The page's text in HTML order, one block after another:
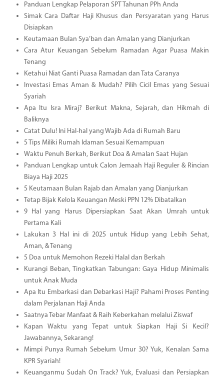
Panduan Lengkap Pelaporan SPT Tahunan PPh Anda
Simak Cara Daftar Haji Khusus dan Persyaratan yang Harus
Disiapkan
Keutamaan Bulan Sya’ban dan Amalan yang Dianjurkan
Cara Atur Keuangan Sebelum Ramadan Agar Puasa Makin
Tenang
Ketahui Niat Ganti Puasa Ramadan dan Tata Caranya
Investasi Emas Aman & Mudah? Pilih Cicil Emas yang Sesuai
Syariah
Apa Itu Isra Miraj? Berikut Makna, Sejarah, dan Hikmah di
Baliknya
Catat Dulu! Ini Hal-hal yang Wajib Ada di Rumah Baru
5 Tips Miliki Rumah Idaman Sesuai Kemampuan
Waktu Penuh Berkah, Berikut Doa & Amalan Saat Hujan
Panduan Lengkap untuk Calon Jemaah Haji Reguler & Rincian
Biaya Haji 2025
5 Keutamaan Bulan Rajab dan Amalan yang Dianjurkan
Tetap Bijak Kelola Keuangan Meski PPN 12% Dibatalkan
9 Hal yang Harus Dipersiapkan Saat Akan Umrah untuk
Pertama Kali
Lakukan 3 Hal ini di 2025 untuk Hidup yang Lebih Sehat,
Aman, & Tenang
5 Doa untuk Memohon Rezeki Halal dan Berkah
Kurangi Beban, Tingkatkan Tabungan: Gaya Hidup Minimalis
untuk Anak Muda
Apa Itu Embarkasi dan Debarkasi Haji? Pahami Proses Penting
dalam Perjalanan Haji Anda
Saatnya Tebar Manfaat & Raih Keberkahan melalui Ziswaf
Kapan Waktu yang Tepat untuk Siapkan Haji Si Kecil?
Jawabannya, Sekarang!
Mimpi Punya Rumah Sebelum Umur 30? Yuk, Kenalan Sama
KPR Syariah!
Keuanganmu Sudah On Track? Yuk, Evaluasi dan Persiapkan